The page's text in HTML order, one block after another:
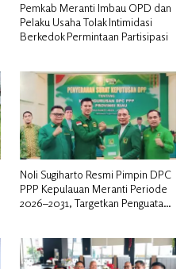
Pemkab Meranti Imbau OPD dan
Pelaku Usaha Tolak Intimidasi
Berkedok Permintaan Partisipasi
Noli Sugiharto Resmi Pimpin DPC
PPP Kepulauan Meranti Periode
2026–2031, Targetkan Penguatan